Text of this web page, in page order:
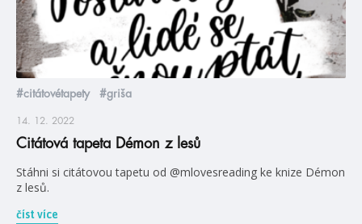
#citátovétapety #griša
14. 12. 2022
Citátová tapeta Démon z lesů
Stáhni si citátovou tapetu od @mlovesreading ke knize Démon
z lesů.
číst více